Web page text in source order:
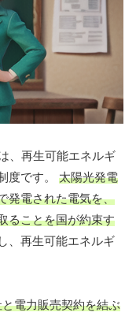
、再生可能エネルギ
度です。 太陽光発電
発電された電気を、
ることを国が約束す
、再生可能エネルギ
電力販売契約を結ぶ